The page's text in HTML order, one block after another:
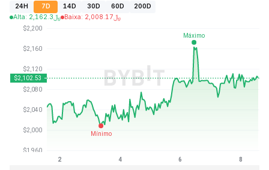
24H 7D 14D 30D 60D
200D
Alta: ﷼2,162.3 Baixa: ﷼ 2,008.17
Última atualização: 2026-08-08, 14:14 GMT+0
Máxima histórica